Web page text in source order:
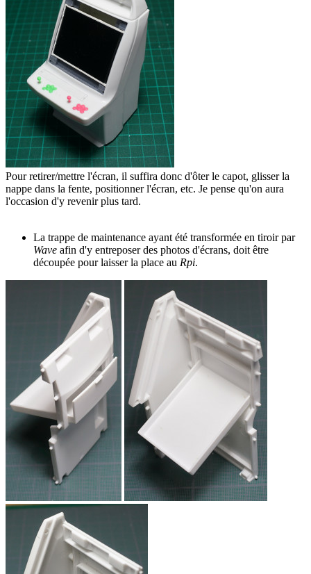
Pour retirer/mettre l'écran, il suffira donc d'ôter le capot, glisser la
nappe dans la fente, positionner l'écran, etc. Je pense qu'on aura
l'occasion d'y revenir plus tard.
La trappe de maintenance ayant été transformée en tiroir par
Wave afin d'y entreposer des photos d'écrans, doit être
découpée pour laisser la place au Rpi.